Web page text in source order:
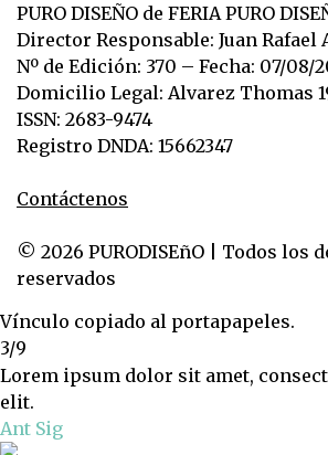
PURO DISEÑO de FERIA PURO
Director Responsable: Juan Rafael
Nº de Edición: 370 – Fecha: 07/08/
Domicilio Legal: Alvarez Thomas
ISSN: 2683-9474
Registro DNDA: 15662347
Contáctenos
© 2026 PURODISEñO | Todos los
reservados
Vínculo copiado al portapapeles.
3/9
Lorem ipsum dolor sit amet,
elit.
Ant Sig